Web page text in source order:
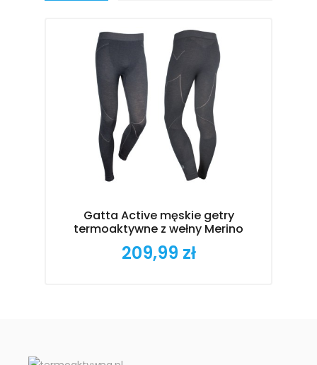
Gatta Active męskie getry
termoaktywne z wełny Merino
Cena
209,99 zł